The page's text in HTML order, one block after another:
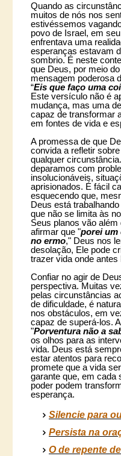
Quando as
muitos de nós nos
estivéssemos
povo de Israel, em
enfrentava uma
esperanças estavam
sombrio. É neste
que Deus, por meio
mensagem poderosa
“Eis que faço uma
Este versículo não é
mudança, mas uma
capaz de transformar
em fontes de vida e
A promessa de que
convida a refletir
qualquer
deparamos com
insolucionáveis,
aprisionados. É fácil
esquecendo que,
Deus está
que não se limita às
Seus planos vão além
afirmar que "porei um
no ermo," Deus nos
desolação, Ele pode
trazer vida onde
Confiar no agir de
perspectiva. Muitas
pelas circunstâncias
de dificuldade, é
nos obstáculos, em
capaz de superá-los.
"Porventura não a
os olhos para as
vida. Deus está
estar atentos para
promete que a vida
garante que, em cada
poder podem
esperança.
Silencie para
Persista na
O de repente